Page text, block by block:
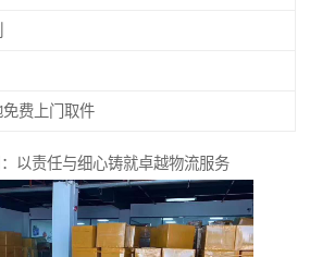
费上门取件
以责任与细心铸就卓越物流服务